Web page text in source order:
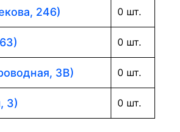
246) 0 шт.
0 шт.
3В) 0 шт.
3) 0 шт.